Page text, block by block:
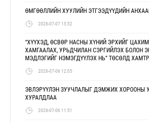
ӨМГӨӨЛЛИЙН ХУУЛИЙН ЭТГЭЭДҮҮДИЙН
2026-07-07 15:52
“ХҮҮХЭД, ӨСВӨР НАСНЫ ХҮНИЙ ЭРХИЙГ
ХАМГААЛАХ, УРЬДЧИЛАН СЭРГИЙЛЭХ БОЛОН
МЭДЛЭГИЙГ НЭМЭГДҮҮЛЭХ НЬ” ТӨСӨЛД
2026-07-06 12:05
ЭВЛЭРҮҮЛЭН ЗУУЧЛАЛЫГ ДЭМЖИХ ХОРООНЫ
ХУРАЛДЛАА
2026-07-06 11:51